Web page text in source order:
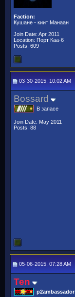
Faction:
Кушане - киит Манаан
Join Date: Apr 2011
Location: Порт Каа-6
Posts: 609
03-30-2015, 10:02 AM
Bossard
В запасе
Join Date: May 2011
Posts: 88
05-06-2015, 07:28 AM
Ten
p2ambassador